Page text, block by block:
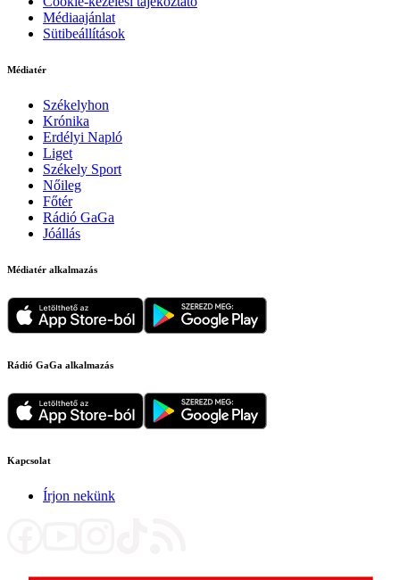
Médiaajánlat
Sütibeállítások
Médiatér
Székelyhon
Krónika
Erdélyi Napló
Liget
Székely Sport
Nőileg
Főtér
Rádió GaGa
Jóállás
Médiatér alkalmazás
Rádió GaGa alkalmazás
Kapcsolat
Írjon nekünk